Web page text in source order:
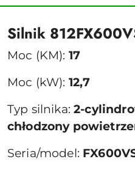
Silnik
Moc (KM): 17
Moc (kW): 12,7
Typ silnika:2-
chłodzony
Seria/model: